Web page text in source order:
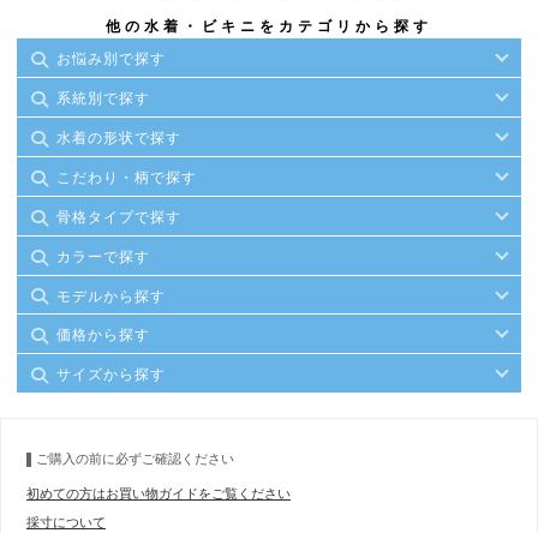
他の水着・ビキニをカテゴリから探す
お悩み別で探す
系統別で探す
水着の形状で探す
こだわり・柄で探す
骨格タイプで探す
カラーで探す
モデルから探す
価格から探す
サイズから探す
ご購入の前に必ずご確認ください
初めての方はお買い物ガイドをご覧ください
採寸について